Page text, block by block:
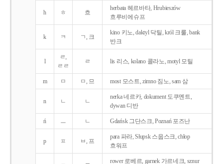
h ㅎ 흐
herbata 헤르바타, Hrubieszów
흐루비에슈프
k ㅋ ㄱ, 크
kino 키노, daktyl 닥틸, król 크룰, bank
반크
l
ㄹ,
ㄹㄹ
ㄹ lis 리스, kolano 콜라노, motyl 모틸
m ㅁ ㅁ, 므 most 모스트, zimno 짐노, sam 삼
n ㄴ ㄴ
nerka 네르카, dokument 도쿠멘트,
dywan 디반
ń ㅡ ㄴ Gdańsk 그단스크, Poznań 포즈난
p ㅍ ㅂ, 프
para 파라, Słupsk 스웁스크, chłop
흐워프
rower 로베르, garnek 가르네크, sznur